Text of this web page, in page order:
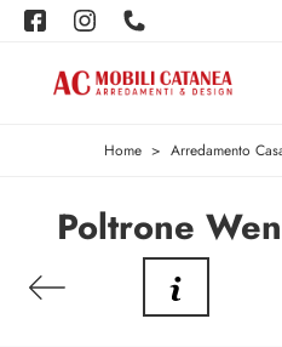
Home > Arredamento
Poltrone